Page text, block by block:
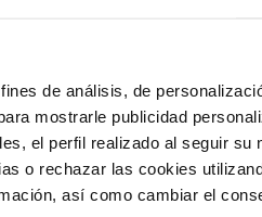
de análisis, de
mostrarle publicidad
el perfil realizado al seguir su
o rechazar las cookies
así como cambiar el